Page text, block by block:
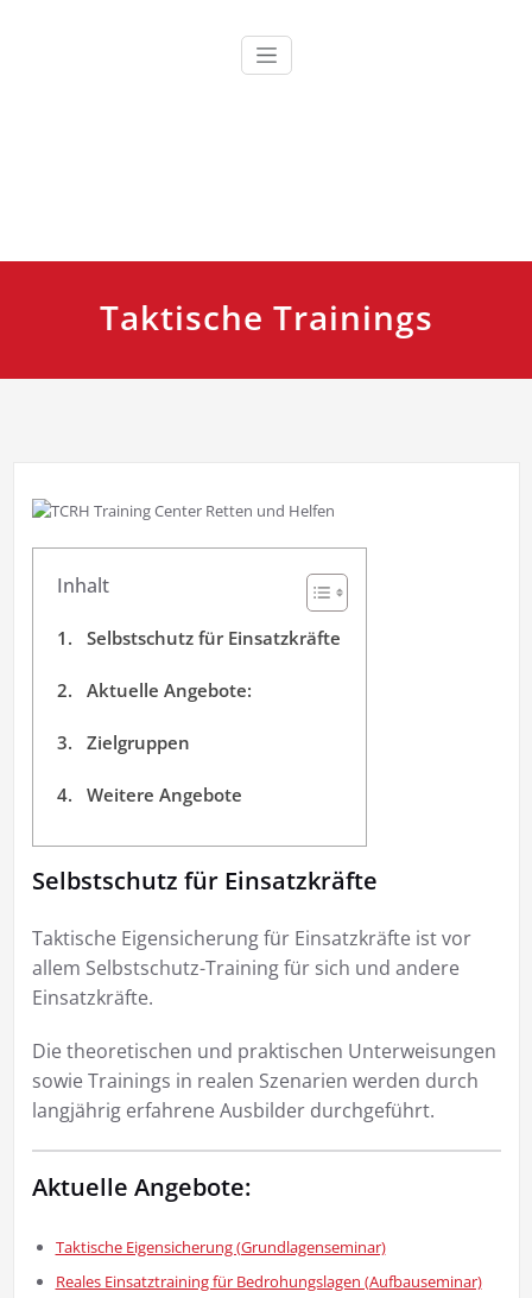
TCRH Training Center Retten
und Helfen
Taktische Trainings
Inhalt
Selbstschutz für Einsatzkräfte
Aktuelle Angebote:
Zielgruppen
Weitere Angebote
Selbstschutz für Einsatzkräfte
Taktische Eigensicherung für Einsatzkräfte ist vor
allem Selbstschutz-Training für sich und andere
Einsatzkräfte.
Die theoretischen und praktischen Unterweisungen
sowie Trainings in realen Szenarien werden durch
langjährig erfahrene Ausbilder durchgeführt.
Aktuelle Angebote:
Taktische Eigensicherung (Grundlagenseminar)
Reales Einsatztraining für Bedrohungslagen (Aufbauseminar)